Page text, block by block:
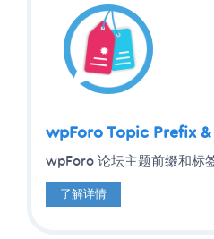
wpForo Topic Prefix &
wpForo 论坛主题前缀和标
了解详情